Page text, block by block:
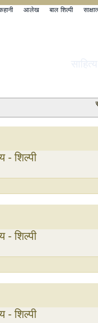
आलेख बाल शिल्पी
- शिल्पी
- शिल्पी
- शिल्पी